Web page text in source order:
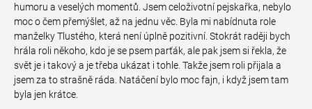
humoru a veselých momentů. Jsem celoživotní pejskařka, nebylo
moc o čem přemýšlet, až na jednu věc. Byla mi nabídnuta role
manželky Tlustého, která není úplně pozitivní. Stokrát raději bych
hrála roli někoho, kdo je se psem parťák, ale pak jsem si řekla, že
svět je i takový a je třeba ukázat i tohle. Takže jsem roli přijala a
jsem za to strašně ráda. Natáčení bylo moc fajn, i když jsem tam
byla jen krátce.